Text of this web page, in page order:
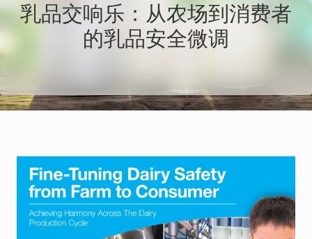
乳品交响乐：从农场到消费者
的乳品安全微调